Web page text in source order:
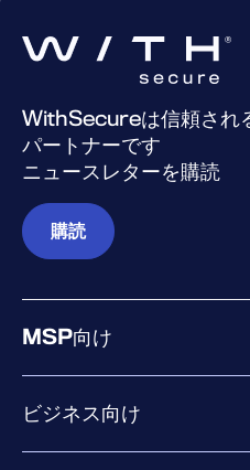
WithSecureは信頼され
パートナーです
ニュースレターを購読
購読
MSP向け
ビジネス向け